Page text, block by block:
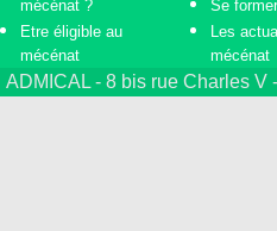
mécénat ?
Etre éligible au
mécénat
Se
Les
mécénat
ADMICAL - 8 bis rue Charles V